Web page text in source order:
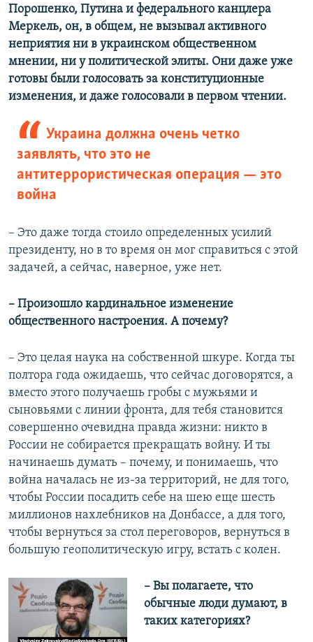
Порошенко, Путина и федерального канцлера
Меркель, он, в общем, не вызывал активного
неприятия ни в украинском общественном
мнении, ни у политической элиты. Они даже уже
готовы были голосовать за конституционные
изменения, и даже голосовали в первом чтении.
Украина должна очень четко
заявлять, что это не
антитеррористическая операция — это
война
– Это даже тогда стоило определенных усилий
президенту, но в то время он мог справиться с этой
задачей, а сейчас, наверное, уже нет.
–​ Произошло кардинальное изменение
общественного настроения. А почему?
–​ Это целая наука на собственной шкуре. Когда ты
полтора года ожидаешь, что сейчас договорятся, а
вместо этого получаешь гробы с мужьями и
сыновьями с линии фронта, для тебя становится
совершенно очевидна правда жизни: никто в
России не собирается прекращать войну. И ты
начинаешь думать – почему, и понимаешь, что
война началась не из-за территорий, не для того,
чтобы России посадить себе на шею еще шесть
миллионов нахлебников на Донбассе, а для того,
чтобы вернуться за стол переговоров, вернуться в
большую геополитическую игру, встать с колен.
–​ Вы полагаете, что
обычные люди думают, в
таких категориях?